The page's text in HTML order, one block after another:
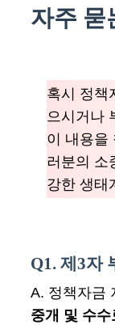
자주 묻
혹시 정책
으시거나
이 내용을
러분의 소
강한 생태
Q1. 제3자
A. 정책자금
중개 및 수수